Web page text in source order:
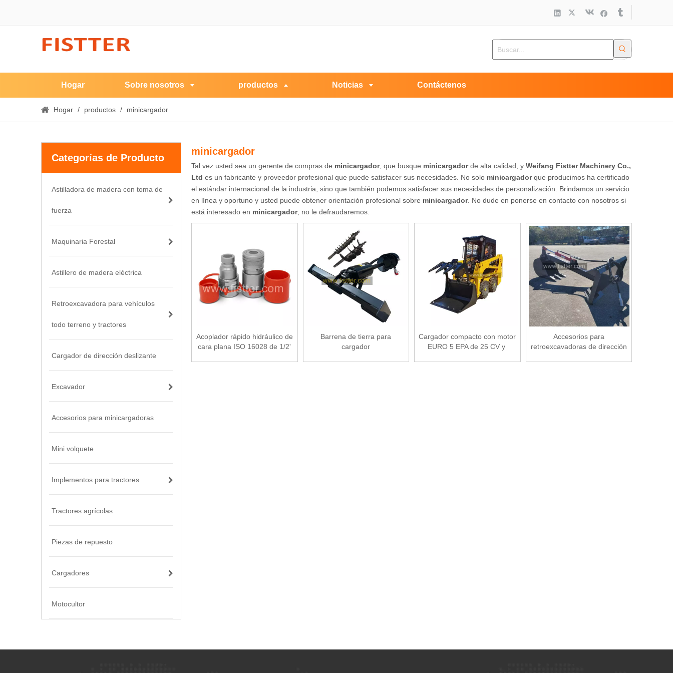
Hogar Sobre nosotros productos Noticias Contáctenos
Hogar / productos / minicargador
Categorías de Producto
Astilladora de madera con toma de
fuerza
Maquinaria Forestal
Astillero de madera eléctrica
Retroexcavadora para vehículos
todo terreno y tractores
Cargador de dirección deslizante
Excavador
Accesorios para minicargadoras
Mini volquete
Implementos para tractores
Tractores agrícolas
Piezas de repuesto
Cargadores
Motocultor
minicargador
Tal vez usted sea un gerente de compras de minicargador, que busque minicargadorde alta calidad, y Weifang Fistter Machinery Co.,
Ltd es un fabricante y proveedor profesional que puede satisfacer sus necesidades. No solo minicargadorque producimos ha certificado
el estándar internacional de la industria, sino que también podemos satisfacer sus necesidades de personalización. Brindamos un servicio
en línea y oportuno y usted puede obtener orientación profesional sobre minicargador. No dude en ponerse en contacto con nosotros si
está interesado en minicargador, no le defraudaremos.
Acoplador rápido hidráulico de
cara plana ISO 16028 de 1/2'
Barrena de tierra para
cargador
Cargador compacto con motor
EURO 5 EPA de 25 CV y ​​
Accesorios para
retroexcavadoras de dirección